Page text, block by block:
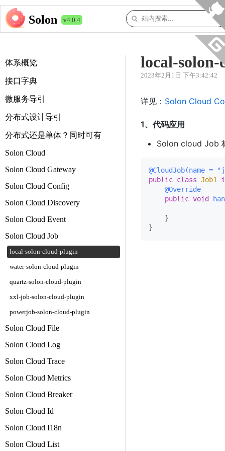
Solon v4.0.4
体系概览
接口字典
微服务导引
分布式设计导引
分布式还是单体？同时可有
Solon Cloud
Solon Cloud Gateway
Solon Cloud Config
Solon Cloud Discovery
Solon Cloud Event
Solon Cloud Job
local-solon-cloud-plugin
water-solon-cloud-plugin
quartz-solon-cloud-plugin
xxl-job-solon-cloud-plugin
powerjob-solon-cloud-plugin
Solon Cloud File
Solon Cloud Log
Solon Cloud Trace
Solon Cloud Metrics
Solon Cloud Breaker
Solon Cloud Id
Solon Cloud I18n
Solon Cloud List
local-
2023年2月1日 下午3:42:42
详见： Solon Cloud
1、代码应用
Solon cloud Job
@CloudJob(name
public class Job1
@Override
public void
    }